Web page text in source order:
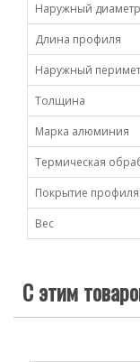
Наружный диаметр
Длина профиля
Наружный
Толщина
Марка алюминия
Термическая
Покрытие профиля
Вес
С этим